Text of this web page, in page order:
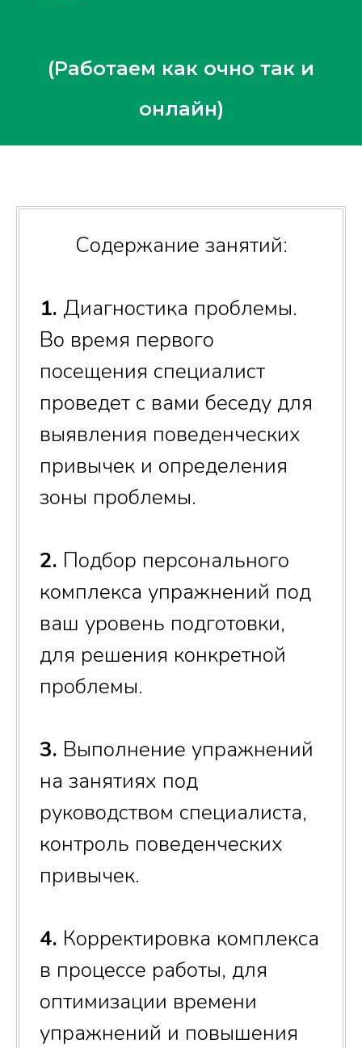
(Работаем как очно так и
онлайн)
Содержание занятий:
1. Диагностика проблемы.
Во время первого
посещения специалист
проведет с вами беседу для
выявления поведенческих
привычек и определения
зоны проблемы.
2. Подбор персонального
комплекса упражнений под
ваш уровень подготовки,
для решения конкретной
проблемы.
3. Выполнение упражнений
на занятиях под
руководством специалиста,
контроль поведенческих
привычек.
4. Корректировка комплекса
в процессе работы, для
оптимизации времени
упражнений и повышения